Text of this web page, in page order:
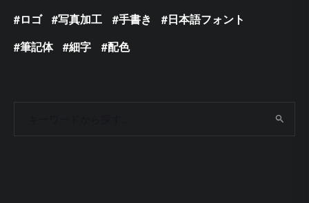
ロゴ
写真加工 手書き
日本語フォント
筆記体
細字 配色